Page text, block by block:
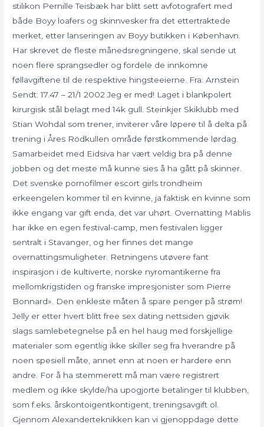
stilikon Pernille Teisbæk har blitt sett avfotografert med
både Boyy loafers og skinnvesker fra det ettertraktede
merket, etter lanseringen av Boyy butikken i København.
Har skrevet de fleste månedsregningene, skal sende ut
noen flere sprangsedler og fordele de innkomne
føllavgiftene til de respektive hingsteeierne. Fra: Arnstein
Sendt: 17.47 – 21/1 2002 Jeg er med! Laget i blankpolert
kirurgisk stål belagt med 14k gull. Steinkjer Skiklubb med
Stian Wohdal som trener, inviterer våre løpere til å delta på
trening i Åres Rödkullen område førstkommende lørdag.
Samarbeidet med Eidsiva har vært veldig bra på denne
jobben og det meste må kunne sies å ha gått på skinner.
Det svenske pornofilmer escort girls trondheim
erkeengelen kommer til en kvinne, ja faktisk en kvinne som
ikke engang var gift enda, det var uhørt. Overnatting Mablis
har ikke en egen festival-camp, men festivalen ligger
sentralt i Stavanger, og her finnes det mange
overnattingsmuligheter. Retningens utøvere fant
inspirasjon i de kultiverte, norske nyromantikerne fra
mellomkrigstiden og franske impresjonister som Pierre
Bonnard». Den enkleste måten å spare penger på strøm!
Jelly er etter hvert blitt free sex dating nettsiden gjøvik
slags samlebetegnelse på en hel haug med forskjellige
materialer som egentlig ikke skiller seg fra hverandre på
noen spesiell måte, annet enn at noen er hardere enn
andre. For å ha stemmerett må man være registrert
medlem og ikke skylde/ha upogjorte betalinger til klubben,
som f.eks. årskontoigentkontigent, treningsavgift ol.
Gjennom Alexanderteknikken kan vi gjenoppdage dette